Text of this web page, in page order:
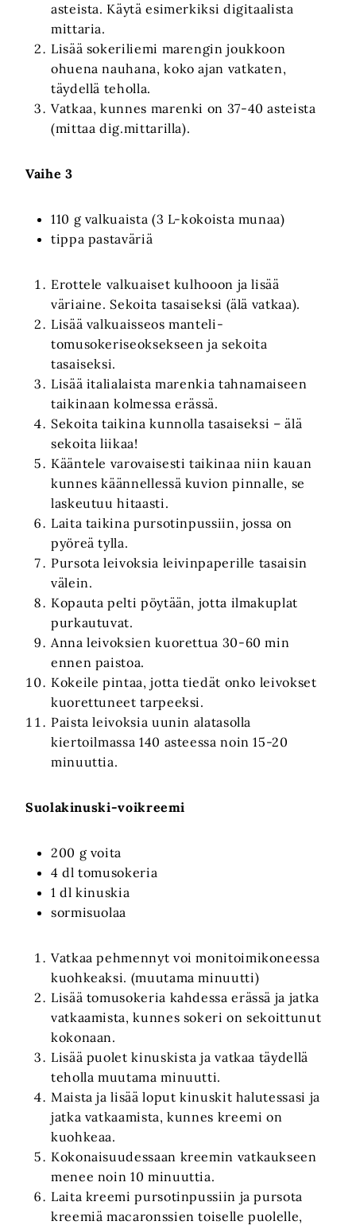
asteista. Käytä esimerkiksi digitaalista
mittaria.
Lisää sokeriliemi marengin joukkoon
ohuena nauhana, koko ajan vatkaten,
täydellä teholla.
Vatkaa, kunnes marenki on 37-40 asteista
(mittaa dig.mittarilla).
Vaihe 3
110 g valkuaista (3 L-kokoista munaa)
tippa pastaväriä
Erottele valkuaiset kulhooon ja lisää
väriaine. Sekoita tasaiseksi (älä vatkaa).
Lisää valkuaisseos manteli-
tomusokeriseoksekseen ja sekoita
tasaiseksi.
Lisää italialaista marenkia tahnamaiseen
taikinaan kolmessa erässä.
Sekoita taikina kunnolla tasaiseksi – älä
sekoita liikaa!
Kääntele varovaisesti taikinaa niin kauan
kunnes käännellessä kuvion pinnalle, se
laskeutuu hitaasti.
Laita taikina pursotinpussiin, jossa on
pyöreä tylla.
Pursota leivoksia leivinpaperille tasaisin
välein.
Kopauta pelti pöytään, jotta ilmakuplat
purkautuvat.
Anna leivoksien kuorettua 30-60 min
ennen paistoa.
Kokeile pintaa, jotta tiedät onko leivokset
kuorettuneet tarpeeksi.
Paista leivoksia uunin alatasolla
kiertoilmassa 140 asteessa noin 15-20
minuuttia.
Suolakinuski-voikreemi
200 g voita
4 dl tomusokeria
1 dl kinuskia
sormisuolaa
Vatkaa pehmennyt voi monitoimikoneessa
kuohkeaksi. (muutama minuutti)
Lisää tomusokeria kahdessa erässä ja jatka
vatkaamista, kunnes sokeri on sekoittunut
kokonaan.
Lisää puolet kinuskista ja vatkaa täydellä
teholla muutama minuutti.
Maista ja lisää loput kinuskit halutessasi ja
jatka vatkaamista, kunnes kreemi on
kuohkeaa.
Kokonaisuudessaan kreemin vatkaukseen
menee noin 10 minuuttia.
Laita kreemi pursotinpussiin ja pursota
kreemiä macaronssien toiselle puolelle,